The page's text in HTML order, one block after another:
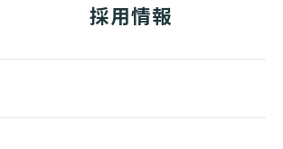
採用情報